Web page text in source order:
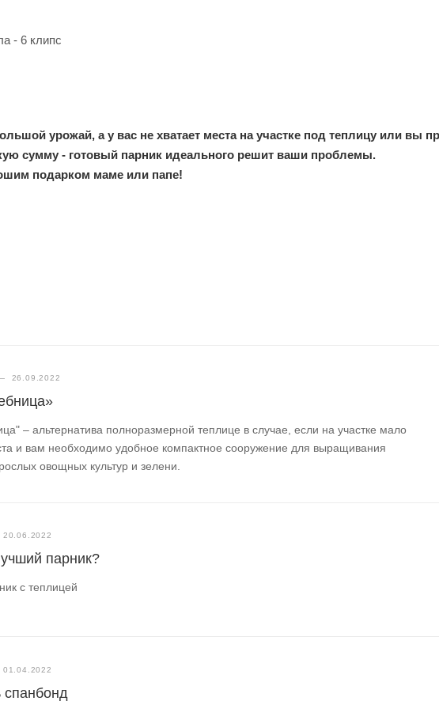
- 6 клипс
урожай, а у вас не хватает места на участке под теплицу или вы
сумму - готовый парник идеального решит ваши проблемы.
подарком маме или папе!
26.09.2022
– альтернатива полноразмерной теплице в случае, если на участке мало
и вам необходимо удобное компактное сооружение для выращивания
овощных культур и зелени.
20.06.2022
парник?
с теплицей
01.04.2022
спанбонд